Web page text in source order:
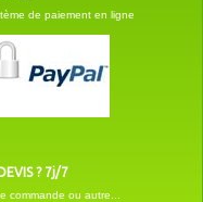
de paiement en ligne
? 7j/7
commande ou autre...